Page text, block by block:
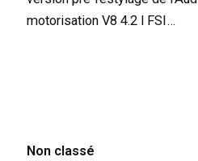
motorisation V8 4.2 l FSI…
Non classé